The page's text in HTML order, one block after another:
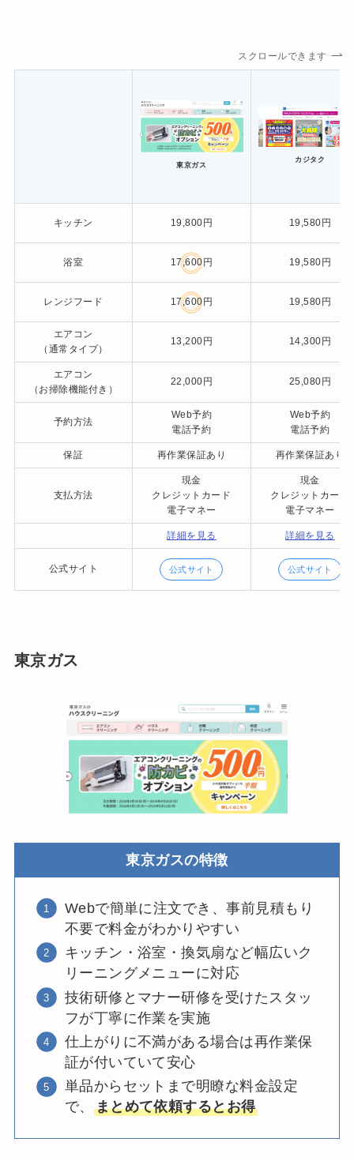
スクロールできます
東京ガス
カジタク
キッチン 19,800円 19,580円
浴室 17,600円 19,580円
レンジフード 17,600円 19,580円
エアコン
（通常タイプ）
13,200円 14,300円
エアコン
（お掃除機能付き）
22,000円 25,080円
予約方法
Web予約
電話予約
Web予約
電話予約
保証 再作業保証あり 再作業保証あり
支払方法
現金
クレジットカード
電子マネー
現金
クレジットカード
電子マネー
詳細を見る 詳細を見る
公式サイト 公式サイト 公式サイト
東京ガス
東京ガスの特徴
Webで簡単に注文でき、事前見積もり
不要で料金がわかりやすい
キッチン・浴室・換気扇など幅広いク
リーニングメニューに対応
技術研修とマナー研修を受けたスタッ
フが丁寧に作業を実施
仕上がりに不満がある場合は再作業保
証が付いていて安心
単品からセットまで明瞭な料金設定
で、 まとめて依頼するとお得